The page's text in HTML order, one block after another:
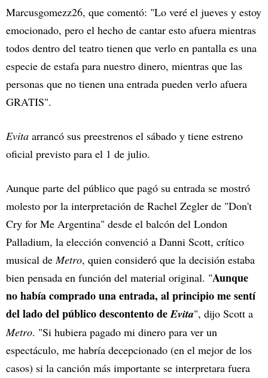
Marcusgomezz26, que comentó: "Lo veré el jueves y estoy
emocionado, pero el hecho de cantar esto afuera mientras
todos dentro del teatro tienen que verlo en pantalla es una
especie de estafa para nuestro dinero, mientras que las
personas que no tienen una entrada pueden verlo afuera
GRATIS".
Evita arrancó sus preestrenos el sábado y tiene estreno
oficial previsto para el 1 de julio.
Aunque parte del público que pagó su entrada se mostró
molesto por la interpretación de Rachel Zegler de "Don't
Cry for Me Argentina" desde el balcón del London
Palladium, la elección convenció a Danni Scott, crítico
musical deMetro, quien consideró que la decisión estaba
bien pensada en función del material original. "Aunque
no había comprado una entrada, al principio me sentí
del lado del público descontento deEvita", dijo Scott a
Metro. "Si hubiera pagado mi dinero para ver un
espectáculo, me habría decepcionado (en el mejor de los
casos) si la canción más importante se interpretara fuera